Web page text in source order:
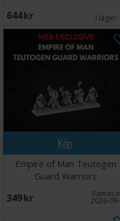
644 SEK I lager:
Köp
Empire of Man Teutogen
Guard Warriors
349 SEK Väntas
2026-